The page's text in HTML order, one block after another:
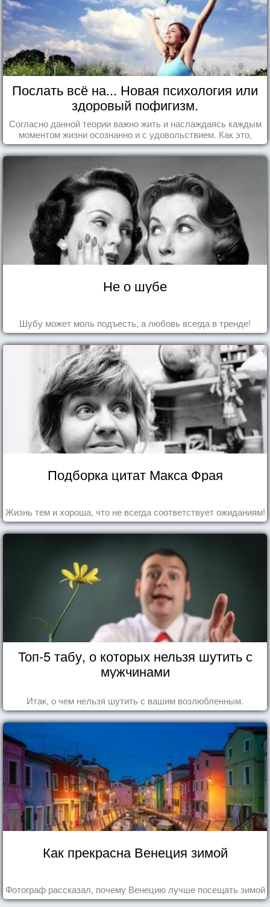
Послать всё на... Новая психология или
здоровый пофигизм.
Согласно данной теории важно жить и наслаждаясь каждым
моментом жизни осознанно и с удовольствием. Как это,
попробуем разобраться на реальных примерах.
Не о шубе
Шубу может моль подъесть, а любовь всегда в тренде!
Подборка цитат Макса Фрая
Жизнь тем и хороша, что не всегда соответствует ожиданиям!
Топ-5 табу, о которых нельзя шутить с
мужчинами
Итак, о чем нельзя шутить с вашим возлюбленным.
Как прекрасна Венеция зимой
Фотограф рассказал, почему Венецию лучше посещать зимой